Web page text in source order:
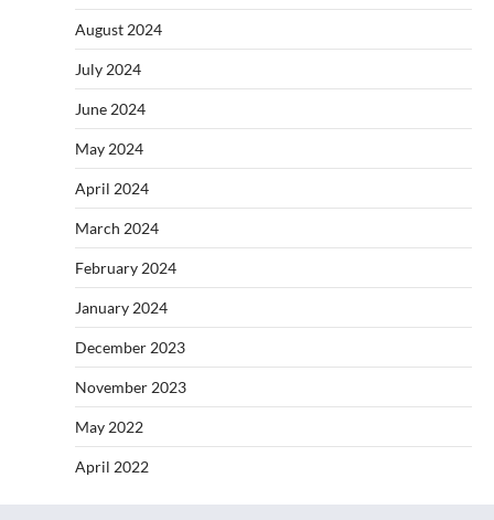
August 2024
July 2024
June 2024
May 2024
April 2024
March 2024
February 2024
January 2024
December 2023
November 2023
May 2022
April 2022